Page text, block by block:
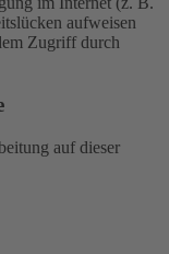
aufweisen
Zugriff durch
auf dieser